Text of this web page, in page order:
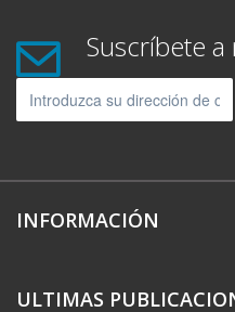
Suscríbete
INFORMACIÓN
ULTIMAS